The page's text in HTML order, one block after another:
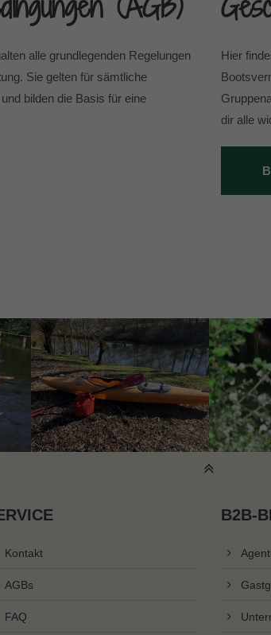
alle grundlegenden Regelungen
Sie gelten für sämtliche
bilden die Basis für eine
Hier
dir alle
Kontakt
AGBs
FAQ
B2B-